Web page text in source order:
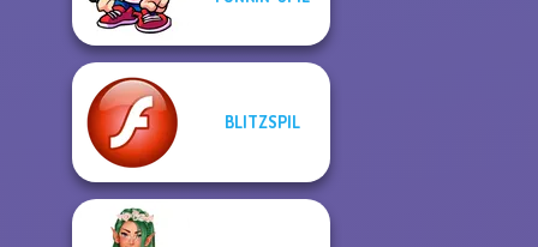
BLITZSPIL